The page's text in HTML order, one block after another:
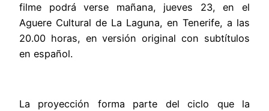
filme podrá verse mañana, jueves 23, en el
Aguere Cultural de La Laguna, en Tenerife, a las
20.00 horas, en versión original con subtítulos
en español.
La proyección forma parte del ciclo que la